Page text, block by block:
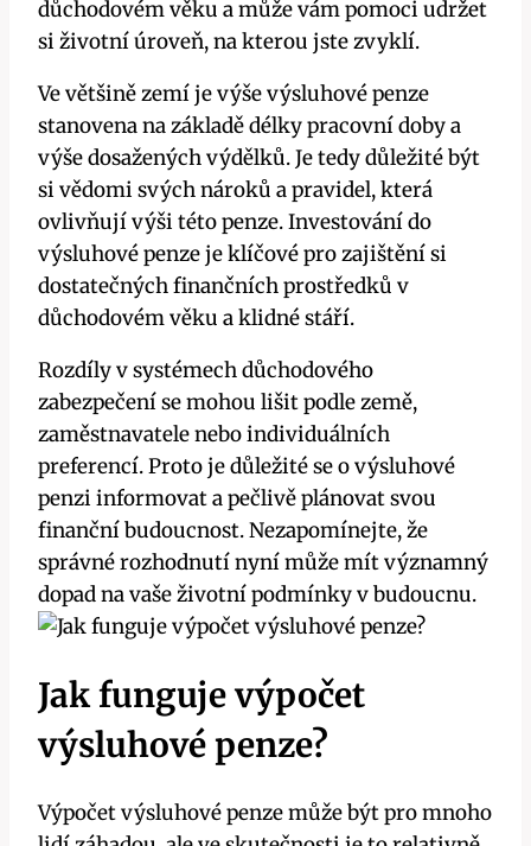
důchodovém věku a může vám pomoci udržet
si životní úroveň, na kterou jste zvyklí.
Ve většině zemí je výše výsluhové penze
stanovena na základě délky pracovní doby a
výše dosažených výdělků. Je tedy důležité být
si vědomi svých nároků a pravidel, která
ovlivňují výši této penze. Investování do
výsluhové penze je klíčové pro zajištění si
dostatečných finančních prostředků v
důchodovém věku a klidné stáří.
Rozdíly v systémech důchodového
zabezpečení se mohou lišit podle země,
zaměstnavatele nebo individuálních
preferencí. Proto je důležité se o výsluhové
penzi informovat a pečlivě plánovat svou
finanční budoucnost. Nezapomínejte, že
správné rozhodnutí nyní může mít významný
dopad na vaše životní podmínky v budoucnu.
Jak funguje výpočet
výsluhové penze?
Výpočet výsluhové penze může být pro mnoho